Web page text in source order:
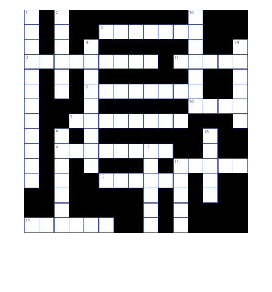
1 2 10
5
4 14
3 11
6
16
7
8 18
9 15
17
13
12